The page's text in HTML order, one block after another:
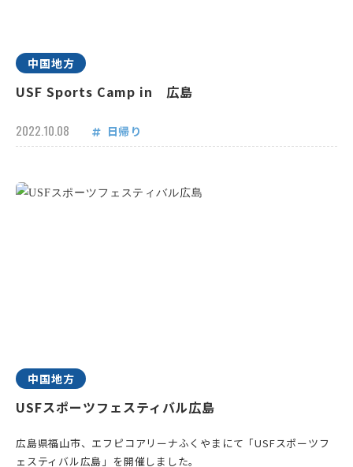
中国地方
USF Sports Camp in 広島
2022.10.08 日帰り
中国地方
USFスポーツフェスティバル広島
広島県福山市、エフピコアリーナふくやまにて「USFスポーツフ
ェスティバル広島」を開催しました。